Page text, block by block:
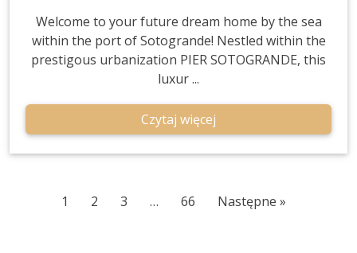
Welcome to your future dream home by the sea
within the port of Sotogrande! Nestled within the
prestigous urbanization PIER SOTOGRANDE, this
luxur ...
Czytaj więcej
1 2 3 … 66 Następne »